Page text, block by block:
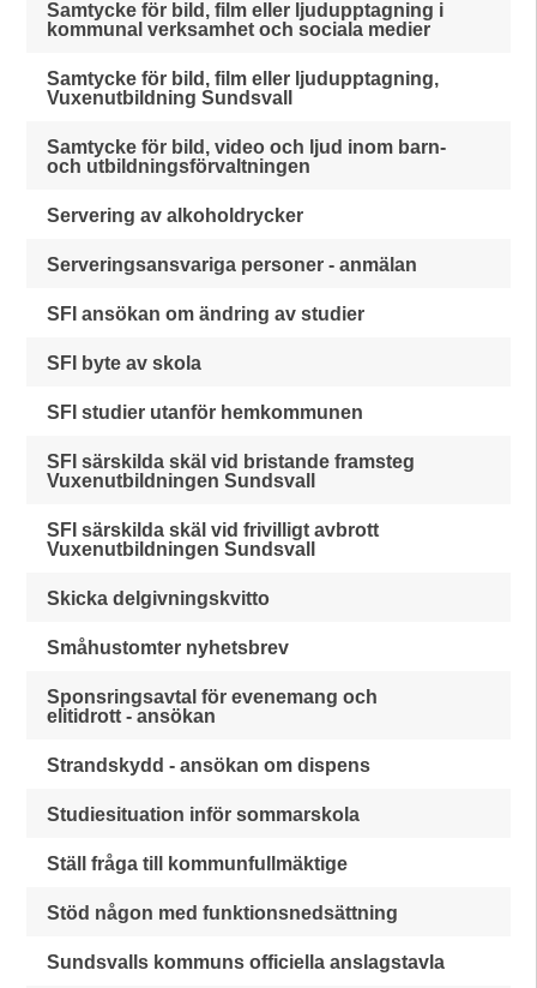
Samtycke för bild, film eller ljudupptagning i
kommunal verksamhet och sociala medier
Samtycke för bild, film eller ljudupptagning,
Vuxenutbildning Sundsvall
Samtycke för bild, video och ljud inom barn-
och utbildningsförvaltningen
Servering av alkoholdrycker
Serveringsansvariga personer - anmälan
SFI ansökan om ändring av studier
SFI byte av skola
SFI studier utanför hemkommunen
SFI särskilda skäl vid bristande framsteg
Vuxenutbildningen Sundsvall
SFI särskilda skäl vid frivilligt avbrott
Vuxenutbildningen Sundsvall
Skicka delgivningskvitto
Småhustomter nyhetsbrev
Sponsringsavtal för evenemang och
elitidrott - ansökan
Strandskydd - ansökan om dispens
Studiesituation inför sommarskola
Ställ fråga till kommunfullmäktige
Stöd någon med funktionsnedsättning
Sundsvalls kommuns officiella anslagstavla